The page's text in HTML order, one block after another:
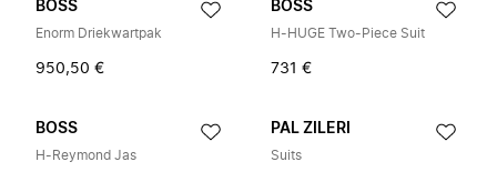
BOSS
Enorm Driekwartpak
950,50 €
BOSS
H-HUGE Two-Piece Suit
731 €
BOSS
H-Reymond Jas
PAL ZILERI
Suits